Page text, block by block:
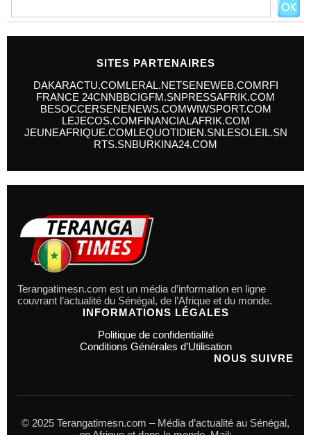
SITES PARTENAIRES
DAKARACTU.COMLERAL.NETSENEWEB.COMRFI
FRANCE 24CNNBBCIGFM.SNPRESSAFRIK.COM
BESOCCERSENENEWS.COMWIWSPORT.COM
LEJECOS.COMFINANCIALAFRIK.COM
JEUNEAFRIQUE.COMLEQUOTIDIEN.SNLESOLEIL.SN
RTS.SNBURKINA24.COM
Terangatimesn.com est un média d’information en ligne
couvrant l’actualité du Sénégal, de l’Afrique et du monde.
INFORMATIONS LÉGALES
Politique de confidentialité
Conditions Générales d’Utilisation
NOUS SUIVRE
© 2025 Terangatimesn.com – Média d’actualité au Sénégal,